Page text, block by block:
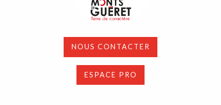
NOUS CONTACTER
ESPACE PRO